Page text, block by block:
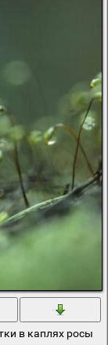
в каплях росы